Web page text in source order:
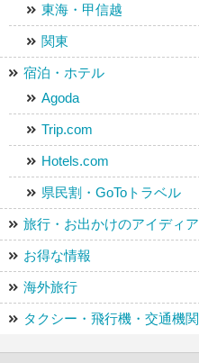
東海・甲信越
関東
宿泊・ホテル
Agoda
Trip.com
Hotels.com
県民割・GoToトラベル
旅行・お出かけのアイディア
お得な情報
海外旅行
タクシー・飛行機・交通機関